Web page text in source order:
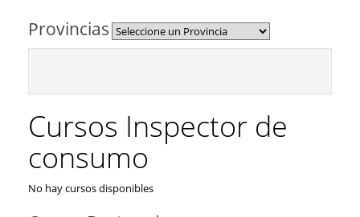
Provincias
Cursos Inspector de
consumo
No hay cursos disponibles